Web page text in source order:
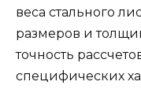
веса стального
размеров и
точность
специфических